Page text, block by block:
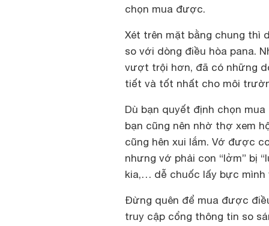
chọn mua được.
Xét trên mặt bằng chung thì
so với dòng điều hòa pana.
vượt trội hơn, đã có những
tiết và tốt nhất cho môi
Dù bạn quyết định chọn mua
bạn cũng nên nhờ thợ xem
cũng hên xui lắm. Vớ được
nhưng vớ phải con “lởm” bị
kia,… dễ chuốc lấy bực mình
Đừng quên để mua được
truy cập cổng thông tin so